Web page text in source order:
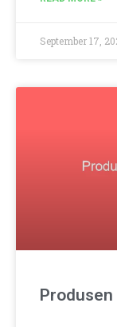
September 17,
Produsen